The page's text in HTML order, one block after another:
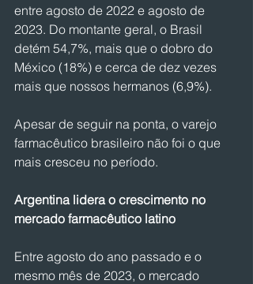
entre agosto de 2022 e agosto de
2023. Do montante geral, o Brasil
detém 54,7%, mais que o dobro do
México (18%) e cerca de dez vezes
mais que nossos hermanos (6,9%).
Apesar de seguir na ponta, o varejo
farmacêutico brasileiro não foi o que
mais cresceu no período.
Argentina lidera o crescimento no
mercado farmacêutico latino
Entre agosto do ano passado e o
mesmo mês de 2023, o mercado